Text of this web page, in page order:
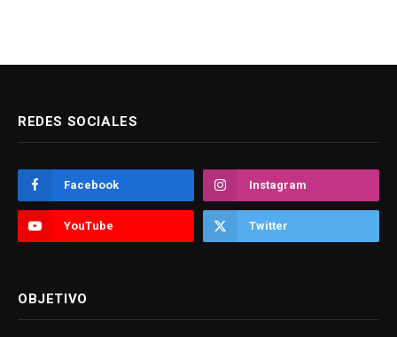
REDES SOCIALES
Facebook Instagram
YouTube Twitter
OBJETIVO